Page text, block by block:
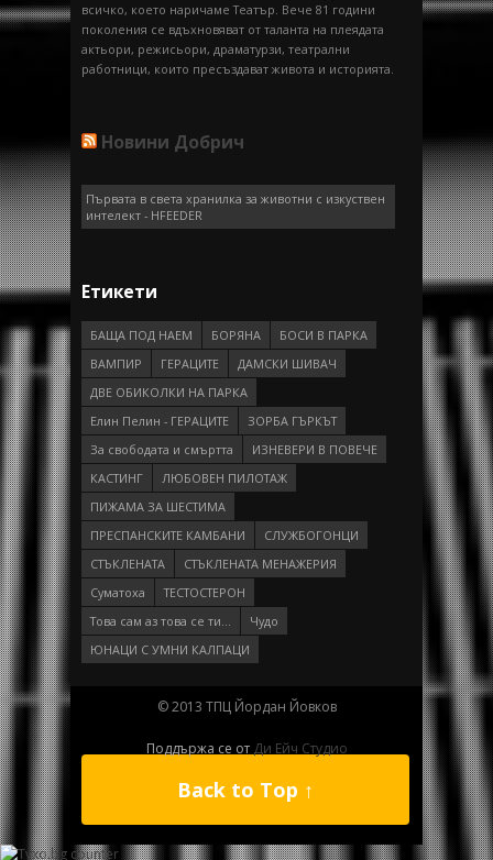
всичко, което наричаме Театър. Вече 81 години
поколения се вдъхновяват от таланта на плеядата
актьори, режисьори, драматурзи, театрални
работници, които пресъздават живота и историята.
Новини Добрич
Първата в света хранилка за животни с изкуствен
интелект - HFEEDER
Етикети
БАЩА ПОД НАЕМ БОРЯНА
БОСИ В ПАРКА
ВАМПИР
ГEРAЦИТE
ДАМСКИ ШИВАЧ
ДВЕ ОБИКОЛКИ НА ПАРКА
Елин Пелин - ГЕРАЦИТЕ
ЗОРБА ГЪРКЪТ
За свободата и смъртта
ИЗНЕВЕРИ В ПОВЕЧЕ
КАСТИНГ
ЛЮБОВЕН ПИЛОТАЖ
ПИЖАМА ЗА ШЕСТИМА
ПРEСПAНСКИТЕ КАМБАНИ
СЛУЖБОГОНЦИ
СТЪКЛЕНАТА
СТЪКЛЕНАТА МЕНАЖЕРИЯ
Суматоха
ТЕСТОСТЕРОН
Това сам аз това се ти…
Чудо
ЮНАЦИ С УМНИ КАЛПАЦИ
© 2013 ТПЦ Йордан Йовков
Поддържа се от Ди Ейч Студио
Back to Top ↑